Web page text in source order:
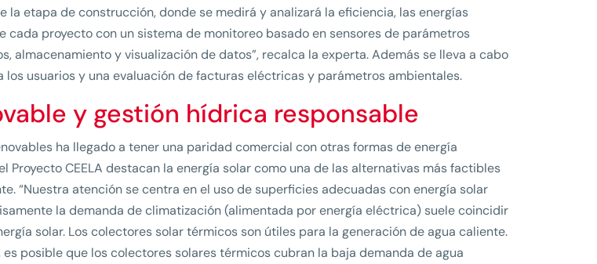
la etapa de construcción, donde se medirá y analizará la eficiencia, las energías
cada proyecto con un sistema de monitoreo basado en sensores de parámetros
almacenamiento y visualización de datos”, recalca la experta. Además se lleva a cabo
los usuarios y una evaluación de facturas eléctricas y parámetros ambientales.
y gestión hídrica responsable
ha llegado a tener una paridad comercial con otras formas de energía
Proyecto CEELA destacan la energía solar como una de las alternativas más factibles
“Nuestra atención se centra en el uso de superficies adecuadas con energía solar
la demanda de climatización (alimentada por energía eléctrica) suele coincidir
solar. Los colectores solar térmicos son útiles para la generación de agua caliente.
es posible que los colectores solares térmicos cubran la baja demanda de agua